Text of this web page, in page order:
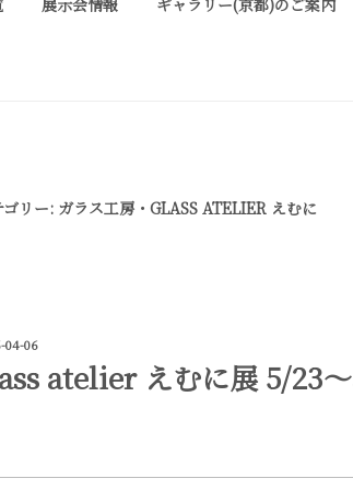
展示会情報 ギャラリー(京都)のご案内
ゴリー: ガラス工房・GLASS ATELIER えむに
04-06
atelier えむに展 5/23